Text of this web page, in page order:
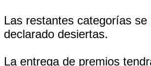
Las restantes categorías se
declarado desiertas.
La entrega de premios